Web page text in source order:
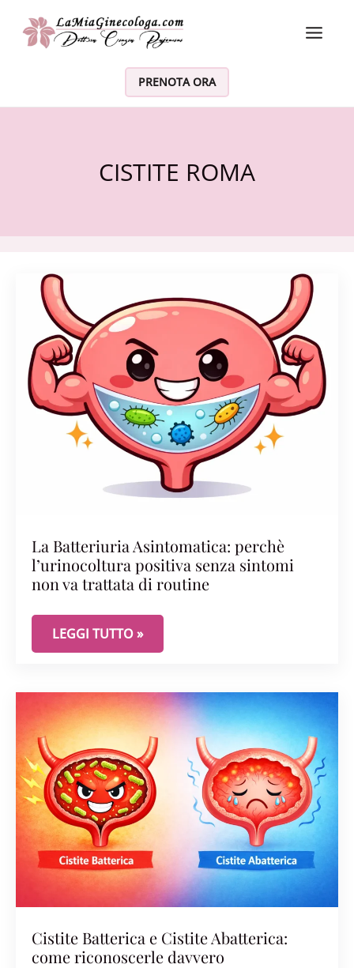
Vai al contenuto
PRENOTA ORA
CISTITE ROMA
La Batteriuria Asintomatica: perchè
l’urinocoltura positiva senza sintomi
non va trattata di routine
LA BATTERIURIA ASINTOMATICA: PERCHÈ
LEGGI TUTTO »
Cistite Batterica e Cistite Abatterica:
come riconoscerle davvero